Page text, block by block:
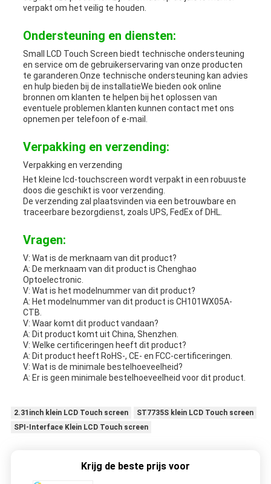
verpakt om het veilig te houden.
Ondersteuning en diensten:
Small LCD Touch Screen biedt technische ondersteuning
en service om de gebruikerservaring van onze producten
te garanderen.Onze technische ondersteuning kan advies
en hulp bieden bij de installatieWe bieden ook online
bronnen om klanten te helpen bij het oplossen van
eventuele problemen.klanten kunnen contact met ons
opnemen per telefoon of e-mail.
Verpakking en verzending:
Verpakking en verzending
Het kleine lcd-touchscreen wordt verpakt in een robuuste
doos die geschikt is voor verzending.
De verzending zal plaatsvinden via een betrouwbare en
traceerbare bezorgdienst, zoals UPS, FedEx of DHL.
Vragen:
V: Wat is de merknaam van dit product?
A: De merknaam van dit product is Chenghao
Optoelectronic.
V: Wat is het modelnummer van dit product?
A: Het modelnummer van dit product is CH101WX05A-
CTB.
V: Waar komt dit product vandaan?
A: Dit product komt uit China, Shenzhen.
V: Welke certificeringen heeft dit product?
A: Dit product heeft RoHS-, CE- en FCC-certificeringen.
V: Wat is de minimale bestelhoeveelheid?
A: Er is geen minimale bestelhoeveelheid voor dit product.
2.31inch klein LCD Touch screen
ST7735S klein LCD Touch screen
SPI-Interface Klein LCD Touch screen
Krijg de beste prijs voor